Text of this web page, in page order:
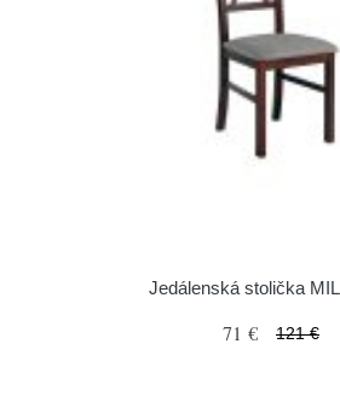
Jedálenská stolička
71 € 121 €